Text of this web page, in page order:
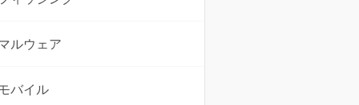
ルウェア
バイル